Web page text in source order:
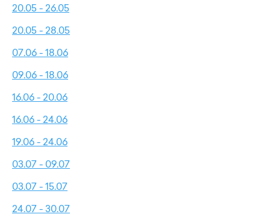
20.05 - 26.05
20.05 - 28.05
07.06 - 18.06
09.06 - 18.06
16.06 - 20.06
16.06 - 24.06
19.06 - 24.06
03.07 - 09.07
03.07 - 15.07
24.07 - 30.07